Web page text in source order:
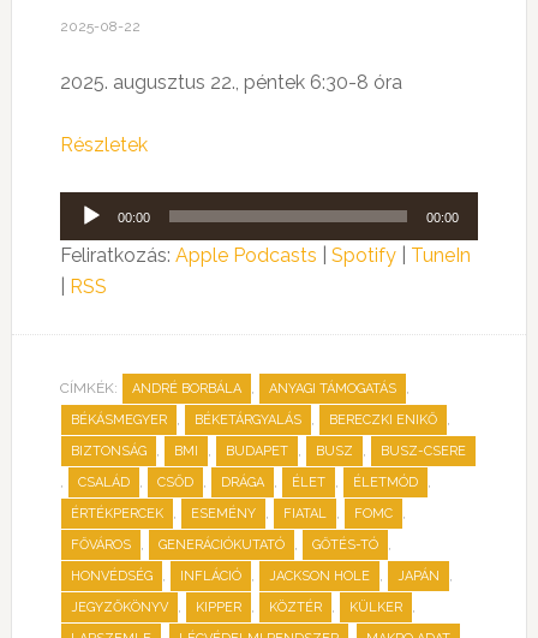
2025-08-22
2025. augusztus 22., péntek 6:30-8 óra
Részletek
Audió
lejátszó
00:00 00:00
Feliratkozás: Apple Podcasts Spotify| TuneIn
RSS
CÍMKÉK: ANDRÉ BORBÁLA , ANYAGI TÁMOGATÁS ,
BÉKÁSMEGYER , BÉKETÁRGYALÁS , BERECZKI ENIKŐ ,
BIZTONSÁG , BMI , BUDAPET , BUSZ , BUSZ-CSERE
, CSALÁD , CSŐD , DRÁGA , ÉLET , ÉLETMÓD ,
ÉRTÉKPERCEK , ESEMÉNY , FIATAL , FOMC ,
FŐVÁROS , GENERÁCIÓKUTATÓ , GŐTÉS-TÓ ,
HONVÉDSÉG , INFLÁCIÓ , JACKSON HOLE , JAPÁN ,
JEGYZŐKÖNYV , KIPPER , KÖZTÉR , KÜLKER ,